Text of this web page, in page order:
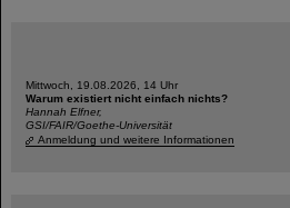
Mittwoch, 19.08.2026, 14 Uhr
Warum existiert nicht einfach nichts?
Hannah Elfner,
GSI/FAIR/Goethe-Universität
Anmeldung und weitere Informationen